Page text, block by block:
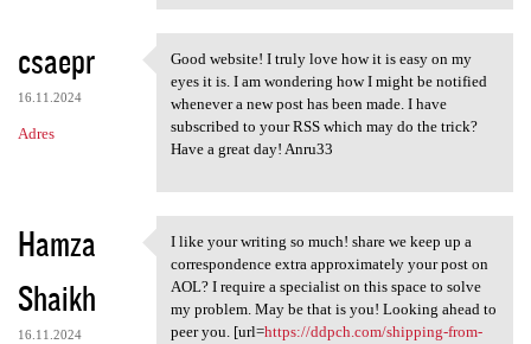
csaepr
16.11.2024
Adres
Good website! I truly love
Good website! I truly love how it is easy on my
eyes it is. I am wondering how I might be notified
whenever a new post has been made. I have
subscribed to your RSS which may do the trick?
Have a great day! Anru33
Hamza
Shaikh
16.11.2024
I like your writing so much!
I like your writing so much! share we keep up a
correspondence extra approximately your post on
AOL? I require a specialist on this space to solve
my problem. May be that is you! Looking ahead to
peer you. [url=https://ddpch.com/shipping-from-